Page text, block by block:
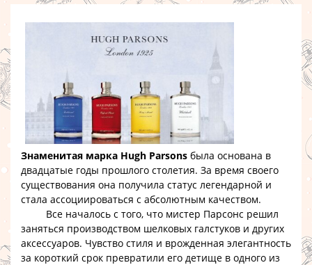
Знаменитая марка Hugh Parsons была основана в
двадцатые годы прошлого столетия. За время своего
существования она получила статус легендарной и
стала ассоциироваться с абсолютным качеством.
Все началось с того, что мистер Парсонс решил
заняться производством шелковых галстуков и других
аксессуаров. Чувство стиля и врожденная элегантность
за короткий срок превратили его детище в одного из